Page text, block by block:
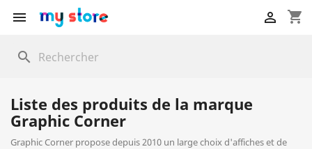
 shopping_cart

search
Liste des produits de la marque
Graphic Corner
Graphic Corner propose depuis 2010 un large choix d'affiches et de